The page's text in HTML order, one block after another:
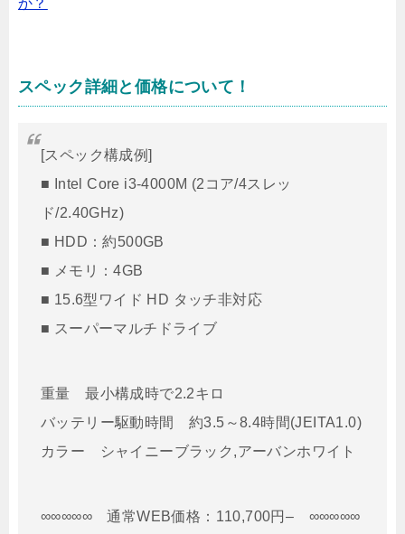
か？
スペック詳細と価格について！
[スペック構成例]
■ Intel Core i3-4000M (2コア/4スレッ
ド/2.40GHz)
■ HDD：約500GB
■ メモリ：4GB
■ 15.6型ワイド HD タッチ非対応
■ スーパーマルチドライブ
重量 最小構成時で2.2キロ
バッテリー駆動時間 約3.5～8.4時間(JEITA1.0)
カラー シャイニーブラック,アーバンホワイト
∞∞∞∞∞ 通常WEB価格：110,700円– ∞∞∞∞∞